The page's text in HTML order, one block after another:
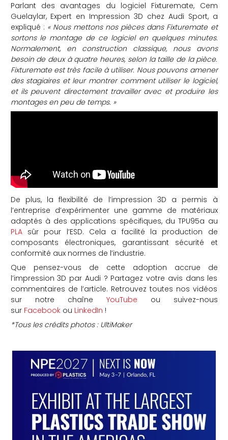
Parlant des avantages du logiciel Fixturemate, Cem
Guelaylar, Expert en Impression 3D chez Audi Sport, a
expliqué : « Nous mettons nos pièces dans Fixturemate et
sortons le montage de ce logiciel en quelques minutes.
Normalement, en construction classique, nous avons
besoin de deux à quatre heures, selon la taille de la pièce.
Fixturemate est très facile à utiliser. Nous pouvons amener
des stagiaires et leur montrer comment utiliser le logiciel,
et ils peuvent directement travailler avec et produire les
montages en peu de temps. »
De plus, la flexibilité de l’impression 3D a permis à
l’entreprise d’expérimenter une gamme de matériaux
adaptés à des applications spécifiques, du TPU95a au
PLAsûr pour l’ESD. Cela a facilité la production de
composants électroniques, garantissant sécurité et
conformité aux normes de l’industrie.
Que pensez-vous de cette adoption accrue de
l’impression 3D par Audi ? Partagez votre avis dans les
commentaires de l’article. Retrouvez toutes nos vidéos
sur notre chaîne YouTube ou suivez-nous
sur Facebookou LinkedIn !
*Tous les crédits photos : UltiMaker